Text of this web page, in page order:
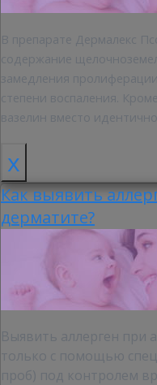
В препарате Дермалекс
содержание
замедления
степени воспаления.
вазелин вместо
x
Как выявить
дерматите?
Выявить аллерген при
только с помощью
проб) под контролем